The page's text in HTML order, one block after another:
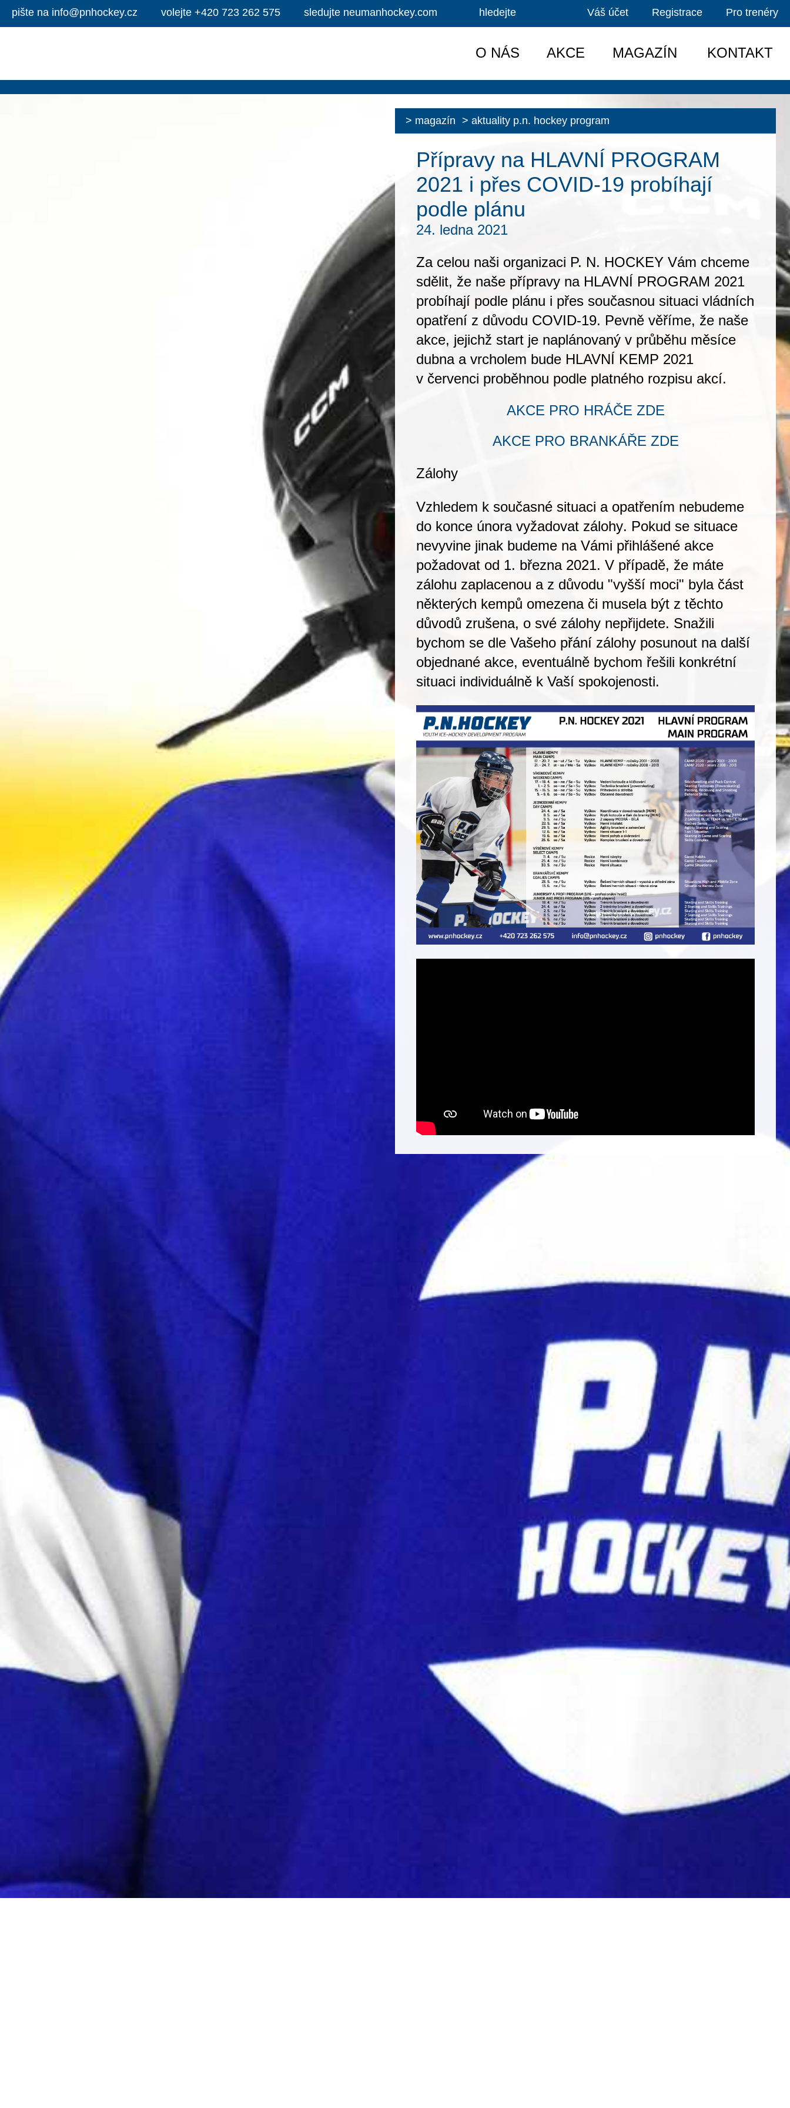
magazín aktuality p.n. hockey program
Přípravy na HLAVNÍ PROGRAM
2021 i přes COVID-19 probíhají
podle plánu
24. ledna 2021
Za celou naši organizaci P. N. HOCKEY Vám chceme
sdělit, že naše přípravy na HLAVNÍ PROGRAM 2021
probíhají podle plánu i přes současnou situaci vládních
opatření z důvodu COVID-19. Pevně věříme, že naše
akce, jejichž start je naplánovaný v průběhu měsíce
dubna a vrcholem bude HLAVNÍ KEMP 2021
v červenci proběhnou podle platného rozpisu akcí.
AKCE PRO HRÁČE ZDE
AKCE PRO BRANKÁŘE ZDE
Zálohy
Vzhledem k současné situaci a opatřením nebudeme
do konce února vyžadovat zálohy. Pokud se situace
nevyvine jinak budeme na Vámi přihlášené akce
požadovat od 1. března 2021. V případě, že máte
zálohu zaplacenou a z důvodu "vyšší moci" byla část
některých kempů omezena či musela být z těchto
důvodů zrušena, o své zálohy nepřijdete. Snažili
bychom se dle Vašeho přání zálohy posunout na další
objednané akce, eventuálně bychom řešili konkrétní
situaci individuálně k Vaší spokojenosti.
Pro trenéry
Registrace
Váš účet
pište na info@pnhockey.cz volejte +420 723 262 575 sledujte neumanhockey.com hledejte
O NÁS AKCE MAGAZÍN KONTAKT